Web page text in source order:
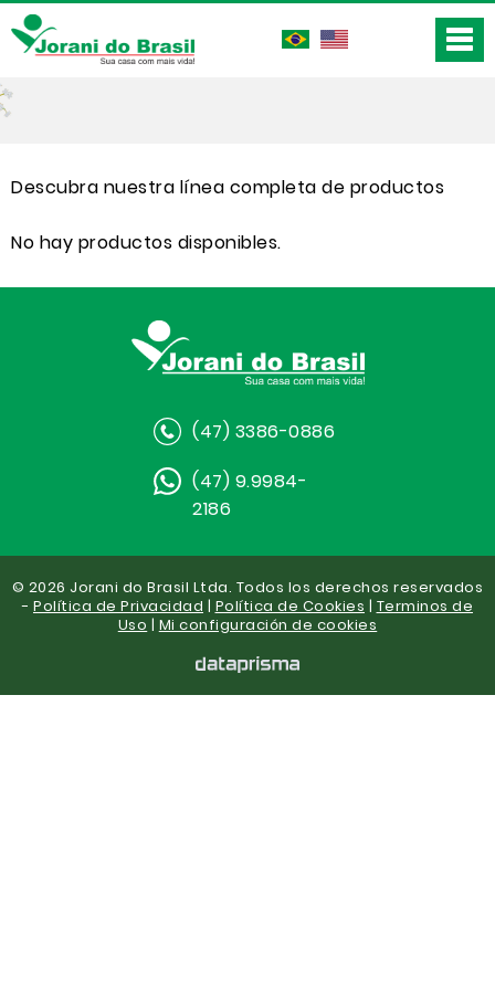
Descubra nuestra línea completa de productos
No hay productos disponibles.
(47) 3386-0886
(47) 9.9984-
2186
© 2026 Jorani do Brasil Ltda. Todos los derechos reservados
- Política de Privacidad | Política de Cookies | Terminos de
Uso | Mi configuración de cookies